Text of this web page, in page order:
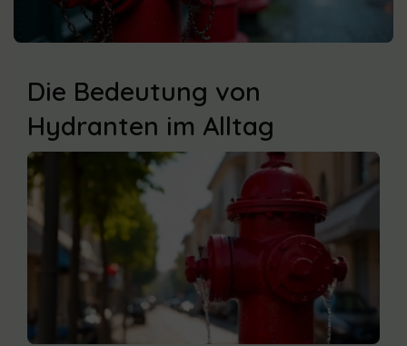
Die Bedeutung von
Hydranten im Alltag